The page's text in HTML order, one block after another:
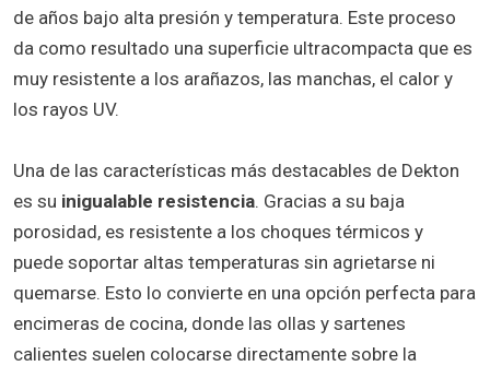
de años bajo alta presión y temperatura. Este proceso
da como resultado una superficie ultracompacta que es
muy resistente a los arañazos, las manchas, el calor y
los rayos UV.
Una de las características más destacables de Dekton
es su inigualable resistencia. Gracias a su baja
porosidad, es resistente a los choques térmicos y
puede soportar altas temperaturas sin agrietarse ni
quemarse. Esto lo convierte en una opción perfecta para
encimeras de cocina, donde las ollas y sartenes
calientes suelen colocarse directamente sobre la